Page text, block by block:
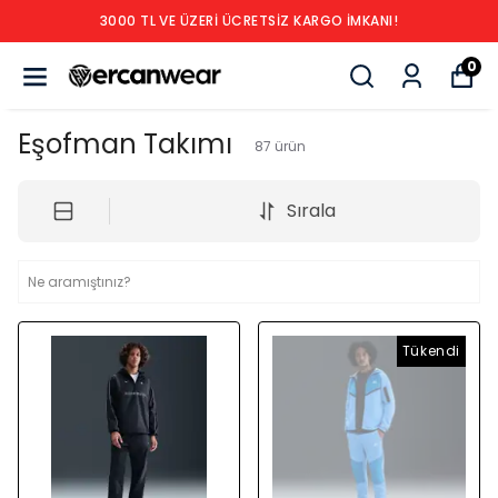
3000 TL VE ÜZERİ ÜCRETSİZ KARGO İMKANI!
0
Eşofman Takımı 87 ürün
Sırala
Tükendi